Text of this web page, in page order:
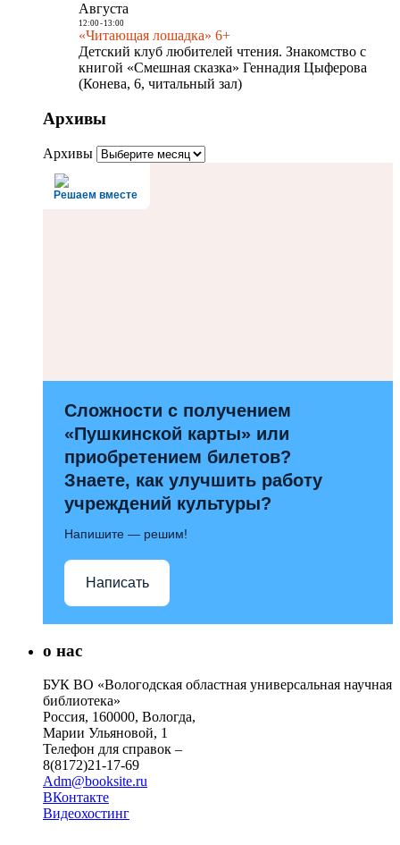
Августа
12:00- 13:00
«Читающая лошадка» 6+
Детский клуб любителей чтения. Знакомство с
книгой «Смешная сказка» Геннадия Цыферова
(Конева, 6, читальный зал)
Архивы
Архивы
Решаем вместе
Сложности с получением
«Пушкинской карты» или
приобретением билетов?
Знаете, как улучшить работу
учреждений культуры?
Напишите — решим!
Написать
о нас
БУК ВО «Вологодская областная универсальная научная
библиотека»
Россия, 160000, Вологда,
Марии Ульяновой, 1
Телефон для справок –
8(8172)21-17-69
Adm@booksite.ru
ВКонтакте
Видеохостинг